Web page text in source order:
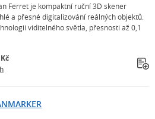
Ferret je kompaktní ruční 3D skener
a přesné digitalizování reálných objektů.
viditelného světla, přesnosti až 0,1